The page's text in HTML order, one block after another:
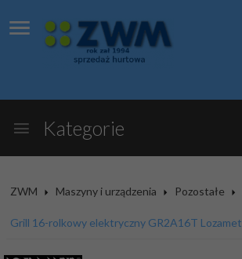
Kategorie
ZWM Maszyny i urządzenia Pozostałe
Grill 16-rolkowy elektryczny GR2A16T Lozamet